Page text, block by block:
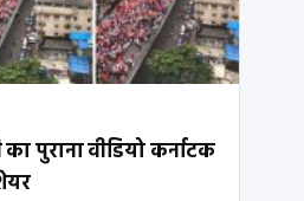
का पुराना वीडियो कर्नाटक